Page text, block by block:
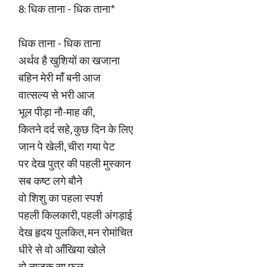
8: धिक ताना - धिक ताना*
धिक ताना - धिक ताना
अर्थव है खुशियों का खजाना
बहिन मेरी माँ बनी आज
वात्सल्य से भरी आज
भूल पीड़ा नौ-माह की,
कितने दर्द सहे, कुछ दिन के लिए
जान पे खेली, चीरा गया पेट
पर देख पुत्र की पहली मुस्कान
सब कष्ट लगे बौने
वो शिशु का पहला स्पर्श
पहली किलकारी, पहली अंगड़ाई
देख हृदय पुलकित, मन रोमांचित
धीरे से वो आँखिया खोले